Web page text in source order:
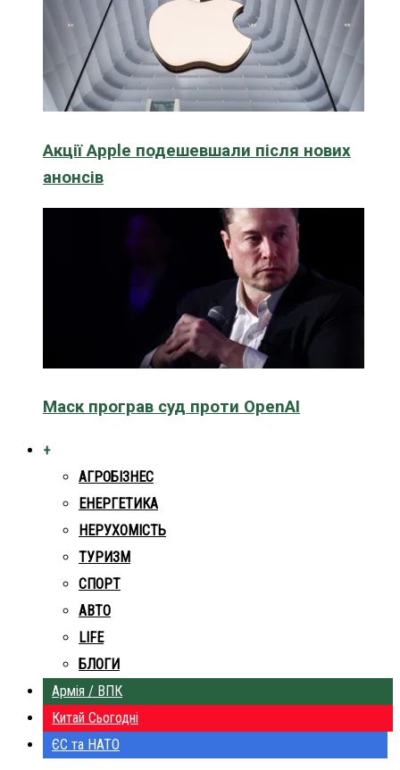
Акції Apple подешевшали після нових
анонсів
Маск програв суд проти OpenAI
+
АГРОБІЗНЕС
ЕНЕРГЕТИКА
НЕРУХОМІСТЬ
ТУРИЗМ
СПОРТ
АВТО
LIFE
БЛОГИ
Армія / ВПК
Китай Сьогодні
ЄС та НАТО